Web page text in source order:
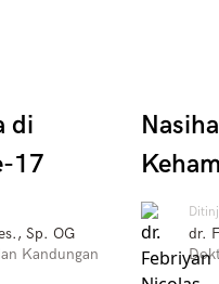
di
17
Sp. OG
Kandungan
dr.